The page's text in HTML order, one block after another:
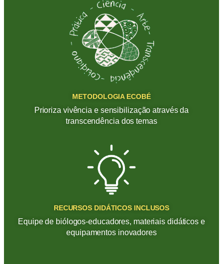
METODOLOGIA ECOBÉ
Prioriza vivência e sensibilização através da
transcendência dos temas
RECURSOS DIDÁTICOS INCLUSOS
Equipe de biólogos-educadores, materiais didáticos e
equipamentos inovadores